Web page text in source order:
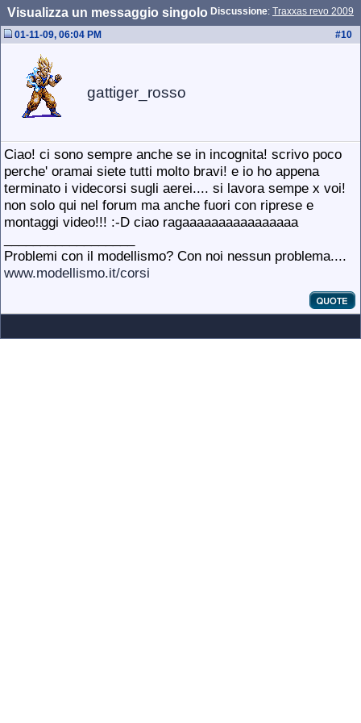
Discussione: Traxxas revo 2009
Visualizza un messaggio singolo
#10
01-11-09, 06:04 PM
gattiger_rosso
Ciao! ci sono sempre anche se in incognita! scrivo poco
perche' oramai siete tutti molto bravi! e io ho appena
terminato i videcorsi sugli aerei.... si lavora sempe x voi!
non solo qui nel forum ma anche fuori con riprese e
montaggi video!!! :-D ciao ragaaaaaaaaaaaaaaaa
Problemi con il modellismo? Con noi nessun problema....
www.modellismo.it/corsi